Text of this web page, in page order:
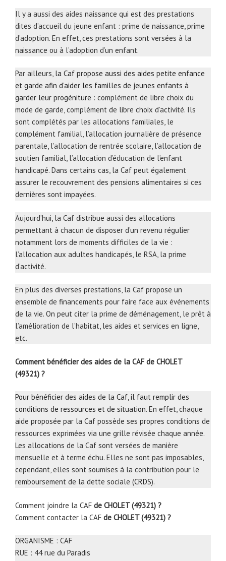
Il y a aussi des aides naissance qui est des prestations
dites d’accueil du jeune enfant : prime de naissance, prime
d’adoption. En effet, ces prestations sont versées à la
naissance ou à l’adoption d’un enfant.
Par ailleurs, la Caf propose aussi des aides petite enfance
et garde afin d’aider les familles de jeunes enfants à
garder leur progéniture : complément de libre choix du
mode de garde, complément de libre choix d’activité. Ils
sont complétés par les allocations familiales, le
complément familial, l’allocation journalière de présence
parentale, l’allocation de rentrée scolaire, l’allocation de
soutien familial, l’allocation d’éducation de l’enfant
handicapé. Dans certains cas, la Caf peut également
assurer le recouvrement des pensions alimentaires si ces
dernières sont impayées.
Aujourd’hui, la Caf distribue aussi des allocations
permettant à chacun de disposer d’un revenu régulier
notamment lors de moments difficiles de la vie :
l’allocation aux adultes handicapés, le RSA, la prime
d’activité.
En plus des diverses prestations, la Caf propose un
ensemble de financements pour faire face aux événements
de la vie. On peut citer la prime de déménagement, le prêt à
l’amélioration de l’habitat, les aides et services en ligne,
etc.
Comment bénéficier des aides de la CAF de CHOLET
(49321) ?
Pour bénéficier des aides de la Caf, il faut remplir des
conditions de ressources et de situation. En effet, chaque
aide proposée par la Caf possède ses propres conditions de
ressources exprimées via une grille révisée chaque année.
Les allocations de la Caf sont versées de manière
mensuelle et à terme échu. Elles ne sont pas imposables,
cependant, elles sont soumises à la contribution pour le
remboursement de la dette sociale (CRDS).
Comment joindre la CAF de CHOLET (49321) ?
Comment contacter la CAF de CHOLET (49321) ?
ORGANISME : CAF
RUE : 44 rue du Paradis